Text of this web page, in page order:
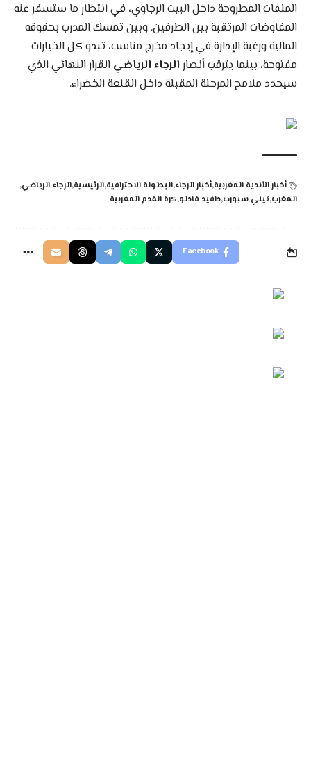
الملفات المطروحة داخل البيت الرجاوي، في انتظار ما ستسفر عنه
المفاوضات المرتقبة بين الطرفين. وبين تمسك المدرب بحقوقه
المالية ورغبة الإدارة في إيجاد مخرج مناسب، تبدو كل الخيارات
مفتوحة، بينما يترقب أنصارالرجاء الرياضيالقرار النهائي الذي
سيحدد ملامح المرحلة المقبلة داخل القلعة الخضراء.
أخبار الأندية المغربيةأخبار الرجاءالبطولة الاحترافيةالرئيسيةالرجاء الرياضي
المغربتيلي سبورتدافيد فادلوكرة القدم المغربية
Facebook